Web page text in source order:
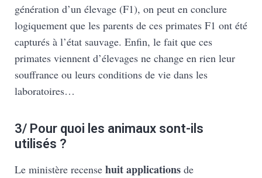
génération d’un élevage (F1), on peut en conclure
logiquement que les parents de ces primates F1 ont été
capturés à l’état sauvage. Enfin, le fait que ces
primates viennent d’élevages ne change en rien leur
souffrance ou leurs conditions de vie dans les
laboratoires…
3/ Pour quoi les animaux sont-ils
utilisés ?
Le ministère recense huit applications de